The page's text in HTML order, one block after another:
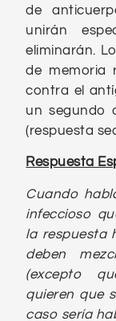
de
unirán
eliminarán.
de memoria
contra el
un segundo
(respuesta
Respuesta
Cuando
infeccioso
la respuesta
deben
(excepto
quieren que
caso sería